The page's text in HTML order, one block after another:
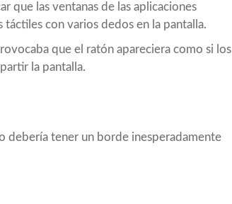
que las ventanas de las aplicaciones
con varios dedos en la pantalla.
que el ratón apareciera como si los
la pantalla.
debería tener un borde inesperadamente